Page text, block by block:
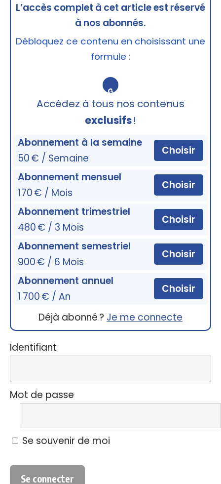
L’accès complet à cet article est réservé
à nos abonnés.
Débloquez ce contenu en choisissant une
formule :
🔒
Accédez à tous nos contenus
exclusifs!
Abonnement à la semaine
50 € / Semaine
Choisir
Abonnement mensuel
170 € / Mois
Choisir
Abonnement trimestriel
480 € / 3 Mois
Choisir
Abonnement semestriel
900 € / 6 Mois
Choisir
Abonnement annuel
1 700 € / An
Choisir
Déjà abonné ? Je me connecte
Identifiant
Mot de passe
Se souvenir de moi